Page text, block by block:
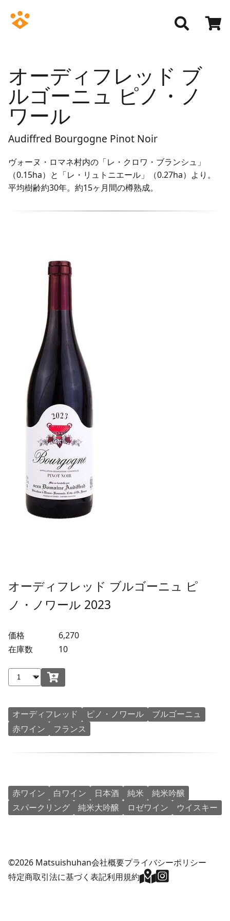
オーディフレッド ブ
ルゴーニュ ピノ・ノ
ワール
Audiffred Bourgogne Pinot Noir
ヴォーヌ・ロマネ村内の「レ・クロワ・ブランシュ」
（0.15ha）と「レ・リュトニエール」（0.27ha）より。
平均樹齢約30年。約15ヶ月間の樽熟成。
オーディフレッド ブルゴーニュ ピ
ノ・ノワール 2023
価格
6,270
在庫数
10
オーディフレッド ピノ・ノワール
ブルゴーニュ
赤ワイン
フランス
赤ワイン 白ワイン 日本酒 純米
純米吟醸
スパークリング
純米大吟醸 ロゼワイン ウイスキー
©2026 Matsuishuhan会社概要プライバシーポリシー
特定商取引法に基づく表記利用規約